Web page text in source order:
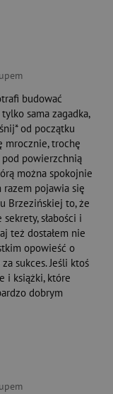
ocena: Arcydzieło
Wybitna 9/10"
Rewelacyjna 8/10"
dobra 7/10"
10"
10"
budować
sama zagadka,
od początku
mrocznie, trochę
pod powierzchnią
można spokojnie
razem pojawia się
Brzezińskiej to, że
słabości i
też dostałem nie
opowieść o
sukces. Jeśli ktoś
i książki, które
dobrym
ocena: Arcydzieło
Wybitna 9/10"
Rewelacyjna 8/10"
dobra 7/10"
10"
10"